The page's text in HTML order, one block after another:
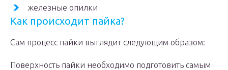
железные опилки
Как происходит пайка?
Сам процесс пайки выглядит следующим образом:
Поверхность пайки необходимо подготовить самым